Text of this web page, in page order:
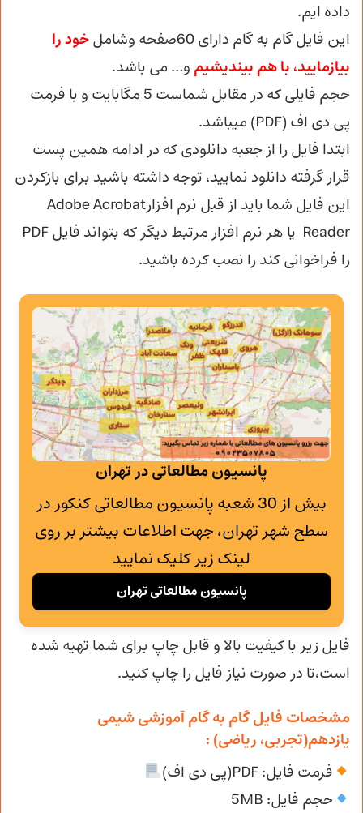
داده ایم.
این فایل گام به گام دارای 60صفحه وشامل
خود را
بیازمایید، با هم بیندیشیم و… می باشد.
حجم فایلی که در مقابل شماست 5 مگابایت و با فرمت
پی دی اف (PDF) میباشد.
ابتدا فایل را از جعبه دانلودی که در ادامه همین پست
قرار گرفته دانلود نمایید، توجه داشته باشید برای بازکردن
این فایل شما باید از قبل نرم افزارAdobe Acrobat
را فراخوانی کند را نصب کرده باشید.
پانسیون مطالعاتی در تهران
بیش از 30 شعبه پانسیون مطالعاتی کنکور در
سطح شهر تهران، جهت اطلاعات بیشتر بر روی
لینک زیر کلیک نمایید
پانسیون مطالعاتی تهران
فایل زیر با کیفیت بالا و قابل چاپ برای شما تهیه شده
است،تا در صورت نیاز فایل را چاپ کنید.
مشخصات فایل گام به گام آموزشی شیمی
یازدهم(تجربی، ریاضی) :
فرمت فایل: PDF(پی دی اف)
حجم فایل: 5MB